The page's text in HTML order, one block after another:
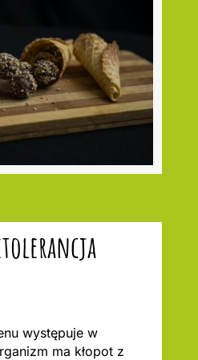
występuje w
ma kłopot z